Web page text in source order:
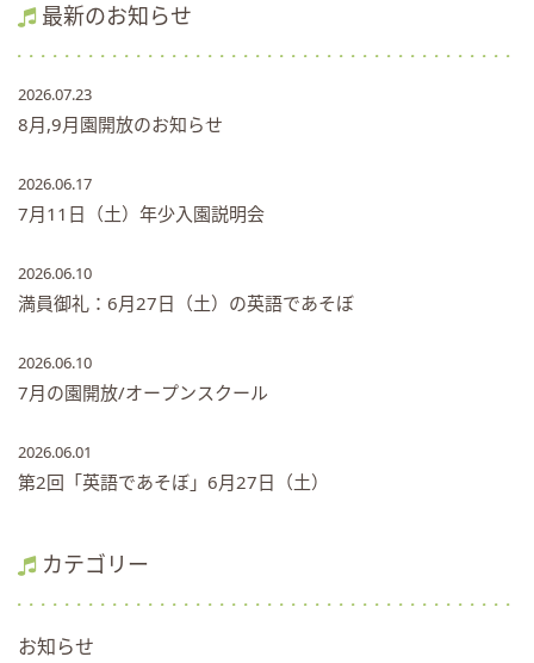
最新のお知らせ
2026.07.23
8月,9月園開放のお知らせ
2026.06.17
7月11日（土）年少入園説明会
2026.06.10
満員御礼：6月27日（土）の英語であそぼ
2026.06.10
7月の園開放/オープンスクール
2026.06.01
第2回「英語であそぼ」6月27日（土）
カテゴリー
お知らせ